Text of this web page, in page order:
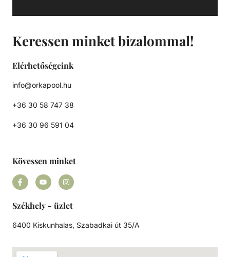
Keressen minket bizalommal!
Elérhetőségeink
info@orkapool.hu
+36 30 58 747 38
+36 30 96 591 04
Kövessen minket
Székhely - üzlet
6400 Kiskunhalas, Szabadkai út 35/A